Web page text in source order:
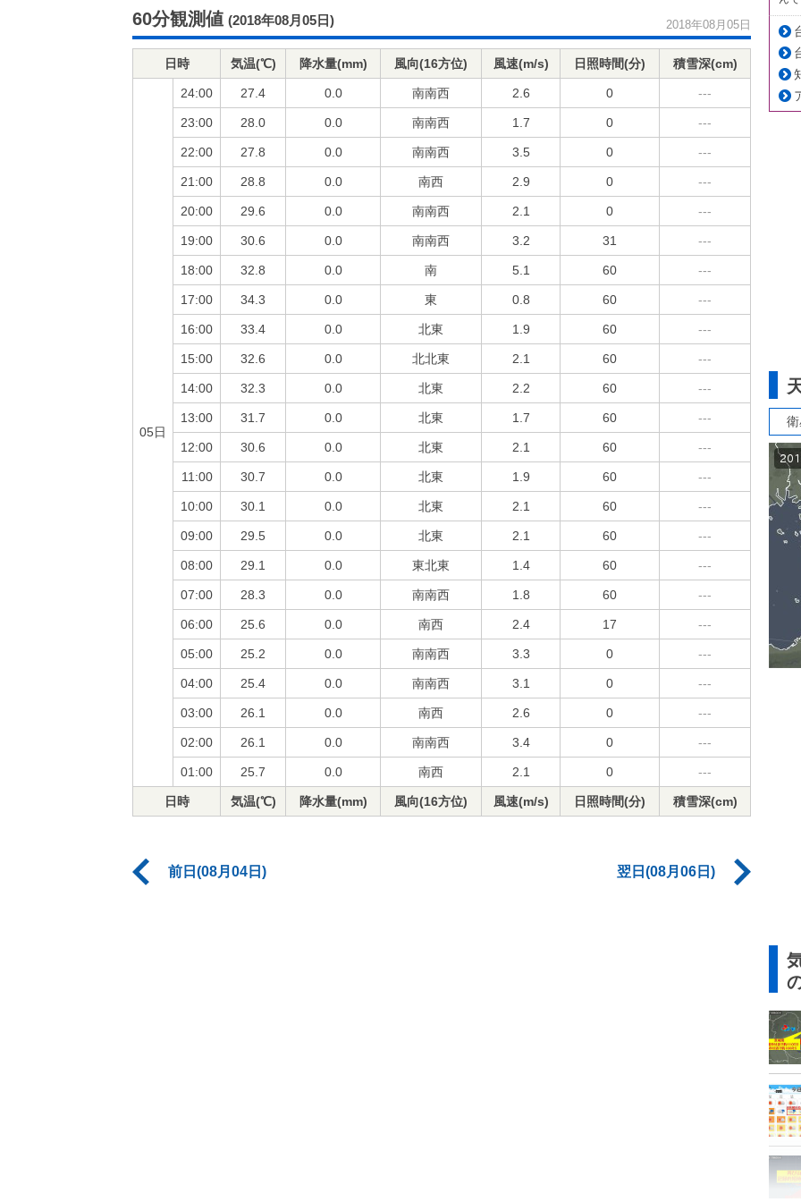
60分観測値 (2018年08月05日) 2018年08月05日
日時 気温(℃) 降水量(mm) 風向(16方位) 風速(m/s) 日照時間(分) 積雪深(cm)
05日
24:00 27.4 0.0 南南西 2.6 0 ---
23:00 28.0 0.0 南南西 1.7 0 ---
22:00 27.8 0.0 南南西 3.5 0 ---
21:00 28.8 0.0 南西 2.9 0 ---
20:00 29.6 0.0 南南西 2.1 0 ---
19:00 30.6 0.0 南南西 3.2 31 ---
18:00 32.8 0.0 南 5.1 60 ---
17:00 34.3 0.0 東 0.8 60 ---
16:00 33.4 0.0 北東 1.9 60 ---
15:00 32.6 0.0 北北東 2.1 60 ---
14:00 32.3 0.0 北東 2.2 60 ---
13:00 31.7 0.0 北東 1.7 60 ---
12:00 30.6 0.0 北東 2.1 60 ---
11:00 30.7 0.0 北東 1.9 60 ---
10:00 30.1 0.0 北東 2.1 60 ---
09:00 29.5 0.0 北東 2.1 60 ---
08:00 29.1 0.0 東北東 1.4 60 ---
07:00 28.3 0.0 南南西 1.8 60 ---
06:00 25.6 0.0 南西 2.4 17 ---
05:00 25.2 0.0 南南西 3.3 0 ---
04:00 25.4 0.0 南南西 3.1 0 ---
03:00 26.1 0.0 南西 2.6 0 ---
02:00 26.1 0.0 南南西 3.4 0 ---
01:00 25.7 0.0 南西 2.1 0 ---
日時 気温(℃) 降水量(mm) 風向(16方位) 風速(m/s) 日照時間(分) 積雪深(cm)
前日(08月04日) 翌日(08月06日)